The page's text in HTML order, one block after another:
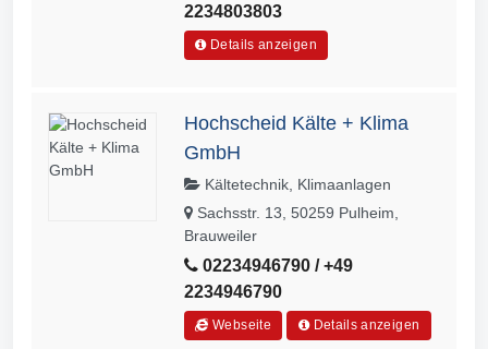
2234803803
Details anzeigen
Hochscheid Kälte + Klima
GmbH
Kältetechnik, Klimaanlagen
Sachsstr. 13, 50259 Pulheim,
Brauweiler
02234946790 / +49
2234946790
Webseite Details anzeigen